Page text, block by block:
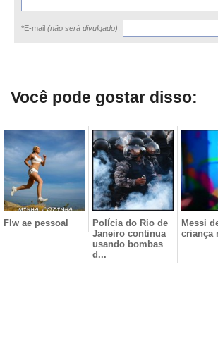
*E-mail (não será divulgado):
Você pode gostar disso:
Flw ae pessoal
Polícia do Rio de
Janeiro continua
usando bombas
d...
Messi
criança